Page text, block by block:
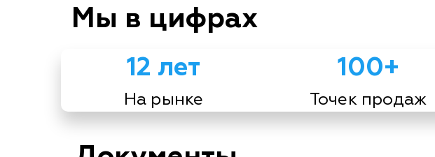
Мы в цифрах
12 лет
На рынке
100+
Точек продаж